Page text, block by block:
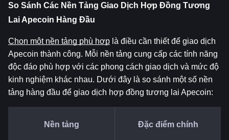
So Sánh Các Nền Tảng Giao Dịch Hợp Đồng Tương
Lai Apecoin Hàng Đầu
Chọn một nền tảng phù hợp là điều cần thiết để giao dịch
Apecoin thành công. Mỗi nền tảng cung cấp các tính năng
độc đáo phù hợp với các phong cách giao dịch và mức độ
kinh nghiệm khác nhau. Dưới đây là so sánh một số nền
tảng hàng đầu để giao dịch hợp đồng tương lai Apecoin:
Nền tảng Đặc điểm chính